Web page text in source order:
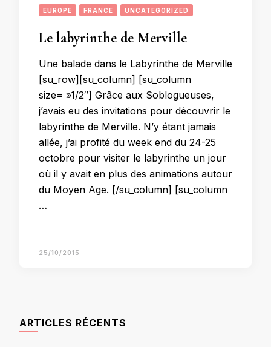
EUROPE FRANCE UNCATEGORIZED
Le labyrinthe de Merville
Une balade dans le Labyrinthe de Merville
[su_row][su_column] [su_column
size= »1/2″] Grâce aux Soblogueuses,
j’avais eu des invitations pour découvrir le
labyrinthe de Merville. N’y étant jamais
allée, j’ai profité du week end du 24-25
octobre pour visiter le labyrinthe un jour
où il y avait en plus des animations autour
du Moyen Age. [/su_column] [su_column
…
25/10/2015
ARTICLES RÉCENTS